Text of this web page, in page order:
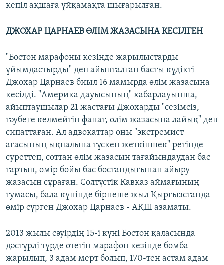
кепіл ақшаға үйқамақта шығарылған.
ДЖОХАР ЦАРНАЕВ ӨЛІМ ЖАЗАСЫНА КЕСІЛГЕН
"Бостон марафоны кезінде жарылыстарды
ұйымдастырды" деп айыпталған басты күдікті
Джохар Царнаев биыл 16 мамырда өлім жазасына
кесілді. "Америка дауысының" хабарлауынша,
айыптаушылар 21 жастағы Джохарды "сезімсіз,
тәубеге келмейтін фанат, өлім жазасына лайық" деп
сипаттаған. Ал адвокаттар оны "экстремист
ағасының ықпалына түскен жеткіншек" ретінде
суреттеп, соттан өлім жазасын тағайындаудан бас
тартып, өмір бойы бас бостандығынан айыру
жазасын сұраған. Солтүстік Кавказ аймағының
тумасы, бала күнінде бірнеше жыл Қырғызстанда
өмір сүрген Джохар Царнаев - АҚШ азаматы. ​
2013 жылы сәуірдің 15-і күні ​Бостон қаласында
дәстүрлі түрде өтетін марафон кезінде бомба
жарылып, 3 адам мерт болып, 170-тен астам адам